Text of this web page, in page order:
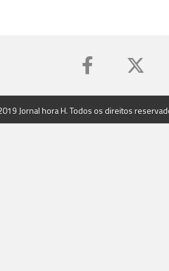
Jornal hora H. Todos os direitos